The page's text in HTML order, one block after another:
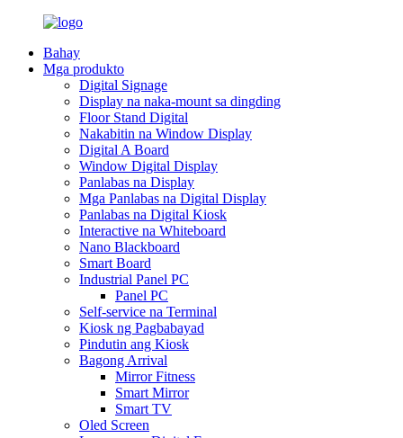
Bahay
Mga produkto
Digital Signage
Display na naka-mount sa dingding
Floor Stand Digital
Nakabitin na Window Display
Digital A Board
Window Digital Display
Panlabas na Display
Mga Panlabas na Digital Display
Panlabas na Digital Kiosk
Interactive na Whiteboard
Nano Blackboard
Smart Board
Industrial Panel PC
Panel PC
Self-service na Terminal
Kiosk ng Pagbabayad
Pindutin ang Kiosk
Bagong Arrival
Mirror Fitness
Smart Mirror
Smart TV
Oled Screen